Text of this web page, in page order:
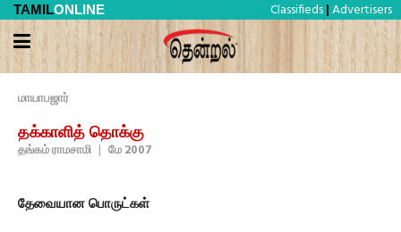
TAMILONLINE Classifieds | Advertisers
மாயாபஜார்
தக்காளித் தொக்கு
தங்கம் ராமசாமி | மே 2007
தேவையான பொருட்கள்